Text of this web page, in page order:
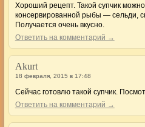
Хороший рецепт. Такой супчик
консервированной рыбы — сельди,
Получается очень вкусно.
Ответить на комментарий →
Akurt
18 февраля, 2015 в 17:48
Сейчас готовлю такой супчик.
Ответить на комментарий →